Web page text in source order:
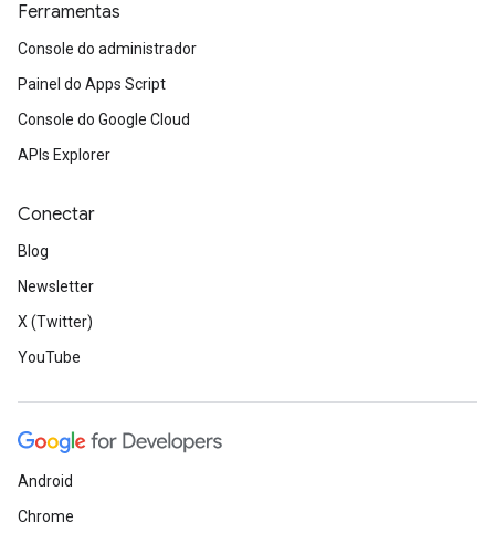
Ferramentas
Console do administrador
Painel do Apps Script
Console do Google Cloud
APIs Explorer
Conectar
Blog
Newsletter
X (Twitter)
YouTube
Android
Chrome